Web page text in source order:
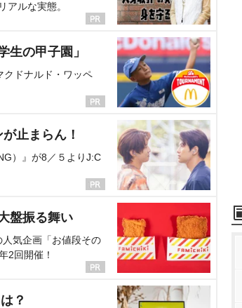
アルな実態。
生の甲子園」
クドナルド・ワッペ
止まらん！
）』が8／５よりJ:C
盤振る舞い
気企画「お値段その
2回開催！
？